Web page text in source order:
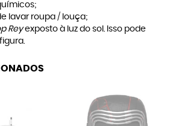
lavar roupa / louça;
Rey exposto à luz do sol. Isso pode